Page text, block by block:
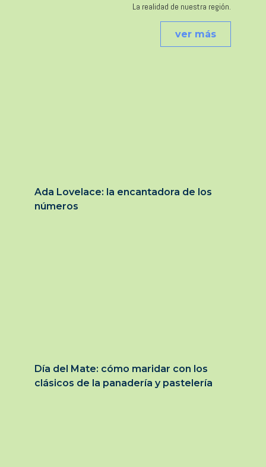
La realidad de nuestra región.
ver más
Ada Lovelace: la encantadora de los
números
Día del Mate: cómo maridar con los
clásicos de la panadería y pastelería